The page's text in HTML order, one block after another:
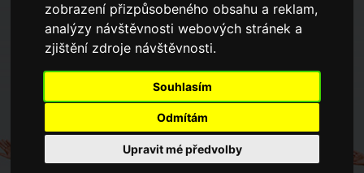
zobrazení přizpůsobeného obsahu a reklam,
analýzy návštěvnosti webových stránek a
zjištění zdroje návštěvnosti.
Souhlasím
Odmítám
Upravit mé předvolby
Spádové oblasti ZŠ
Koncepce školství
Dny otevřených dveří ZŠ